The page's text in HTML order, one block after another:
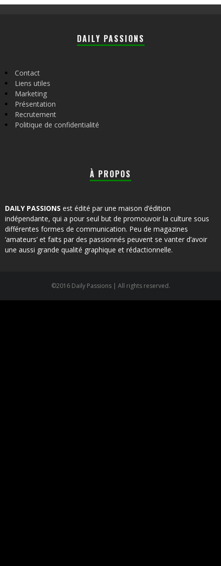
DAILY PASSIONS
Contact
Liens utiles
Marketing
Présentation
Recrutement
Politique de confidentialité
À PROPOS
DAILY PASSIONS est édité par une maison d’édition
indépendante, qui a pour seul but de promouvoir la culture sous
différentes formes de communication. Peu de magazines
‘amateurs’ et faits par des passionnés peuvent se vanter d’avoir
une aussi grande qualité graphique et rédactionnelle.
©2016 Daily Passions | All rights reserved.